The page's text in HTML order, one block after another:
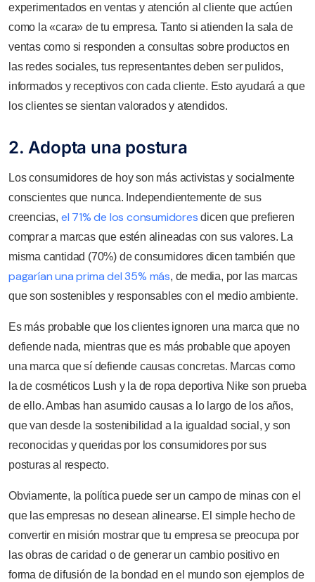
experimentados en ventas y atención al cliente que actúen
como la «cara» de tu empresa. Tanto si atienden la sala de
ventas como si responden a consultas sobre productos en
las redes sociales, tus representantes deben ser pulidos,
informados y receptivos con cada cliente. Esto ayudará a que
los clientes se sientan valorados y atendidos.
2. Adopta una postura
Los consumidores de hoy son más activistas y socialmente
conscientes que nunca. Independientemente de sus
creencias, el 71% de los consumidores dicen que prefieren
comprar a marcas que estén alineadas con sus valores. La
misma cantidad (70%) de consumidores dicen también que
pagarían una prima del 35% más, de media, por las marcas
que son sostenibles y responsables con el medio ambiente.
Es más probable que los clientes ignoren una marca que no
defiende nada, mientras que es más probable que apoyen
una marca que sí defiende causas concretas. Marcas como
la de cosméticos Lush y la de ropa deportiva Nike son prueba
de ello. Ambas han asumido causas a lo largo de los años,
que van desde la sostenibilidad a la igualdad social, y son
reconocidas y queridas por los consumidores por sus
posturas al respecto.
Obviamente, la política puede ser un campo de minas con el
que las empresas no desean alinearse. El simple hecho de
convertir en misión mostrar que tu empresa se preocupa por
las obras de caridad o de generar un cambio positivo en
forma de difusión de la bondad en el mundo son ejemplos de